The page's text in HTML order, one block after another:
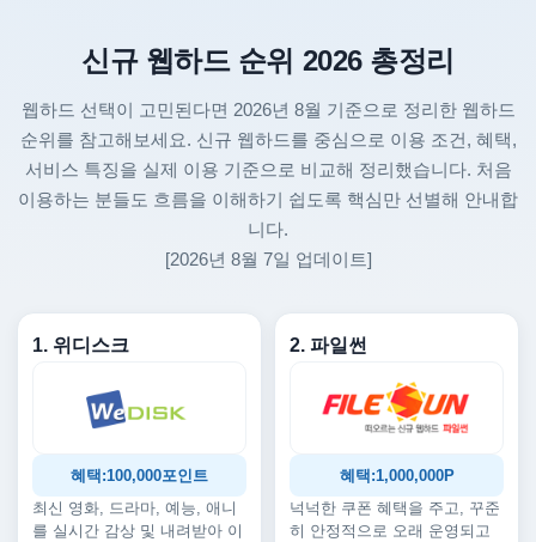
신규 웹하드 순위 2026 총정리
웹하드 선택이 고민된다면 2026년 8월 기준으로 정리한 웹하드
순위를 참고해보세요. 신규 웹하드를 중심으로 이용 조건, 혜택,
서비스 특징을 실제 이용 기준으로 비교해 정리했습니다. 처음
이용하는 분들도 흐름을 이해하기 쉽도록 핵심만 선별해 안내합
니다.
[2026년 8월 7일 업데이트]
1. 위디스크
혜택:100,000포인트
최신 영화, 드라마, 예능, 애니
를 실시간 감상 및 내려받아 이
2. 파일썬
혜택:1,000,000P
넉넉한 쿠폰 혜택을 주고, 꾸준
히 안정적으로 오래 운영되고